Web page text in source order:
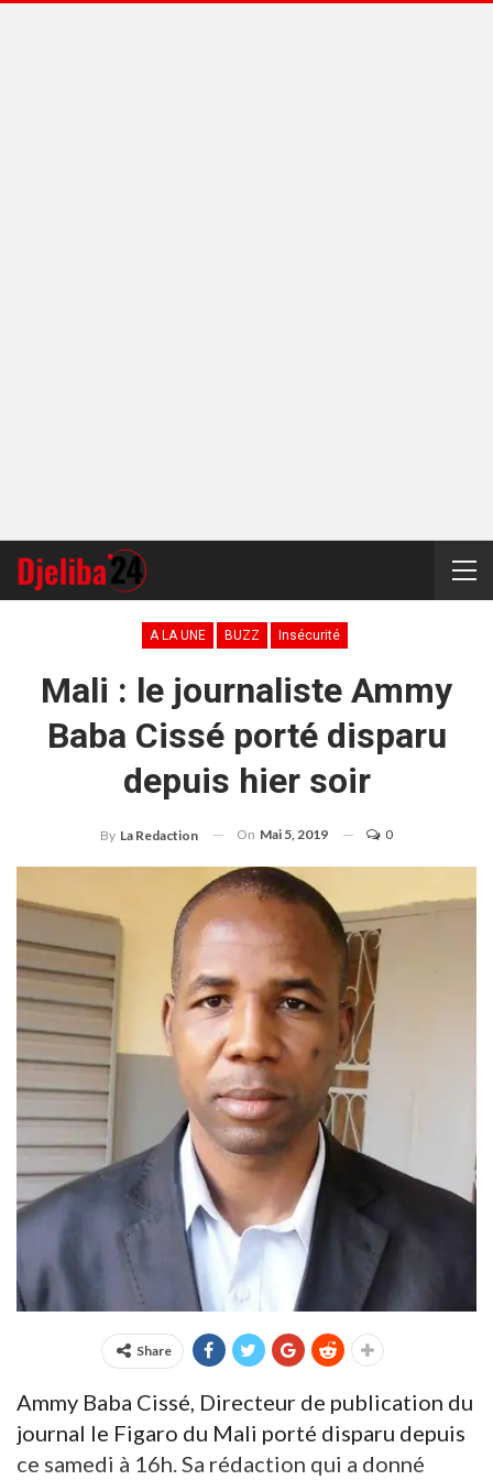
A LA UNE BUZZ Insécurité
Mali : le journaliste Ammy
Baba Cissé porté disparu
depuis hier soir
By La Redaction On Mai 5, 2019 0
Share
Ammy Baba Cissé, Directeur de publication du
journal le Figaro du Mali porté disparu depuis
ce samedi à 16h. Sa rédaction qui a donné